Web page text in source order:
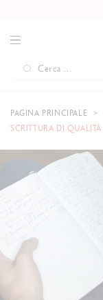
PAGINA PRINCIPALE
SCRITTURA DI QUALITÀ